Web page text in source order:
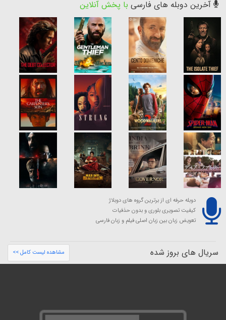
آخرین دوبله های فارسی با پخش آنلاین
دوبله حرفه ای از برترین گروه های دوبلاژ
کیفیت تصویری بلوری و بدون حذفیات
تعویض زبان بین زبان اصلی فیلم و زبان فارسی
سریال های بروز شده مشاهده لیست کامل >>